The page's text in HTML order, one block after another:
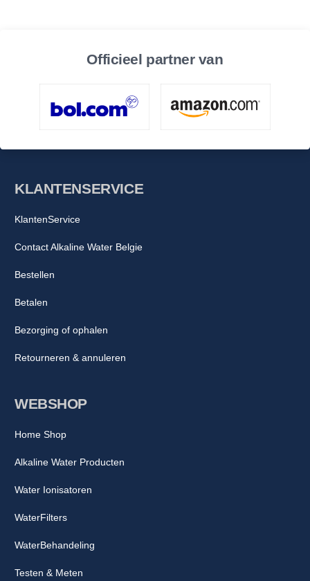
Officieel partner van
WEBSHOP
Home Shop
Alkaline Water Producten
Water Ionisatoren
WaterFilters
WaterBehandeling
Testen & Meten
KLANTENSERVICE
KlantenService
Contact Alkaline Water Belgie
Bestellen
Betalen
Bezorging of ophalen
Retourneren & annuleren